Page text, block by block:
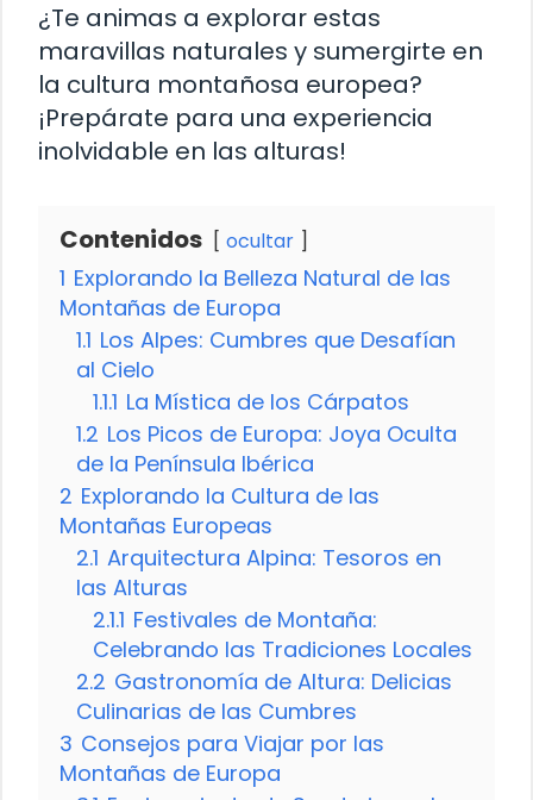
¿Te animas a explorar estas
maravillas naturales y sumergirte en
la cultura montañosa europea?
¡Prepárate para una experiencia
inolvidable en las alturas!
Contenidos ocultar
1 Explorando la Belleza Natural de las
Montañas de Europa
1.1 Los Alpes: Cumbres que Desafían
al Cielo
1.1.1 La Mística de los Cárpatos
1.2 Los Picos de Europa: Joya Oculta
de la Península Ibérica
2 Explorando la Cultura de las
Montañas Europeas
2.1 Arquitectura Alpina: Tesoros en
las Alturas
2.1.1 Festivales de Montaña:
Celebrando las Tradiciones Locales
2.2 Gastronomía de Altura: Delicias
Culinarias de las Cumbres
3 Consejos para Viajar por las
Montañas de Europa